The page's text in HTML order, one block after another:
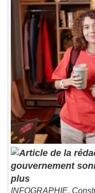
Remaining Time
1x
Playback Rate
Chapters
Chapters
Descriptions
Subtitles
subtitles
settings
subtitles
Audio Track
This is a modal
gouvernement
plus